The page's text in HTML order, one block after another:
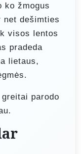
ko žmogus
dešimties
visos lentos
pradeda
lietaus,
parodo